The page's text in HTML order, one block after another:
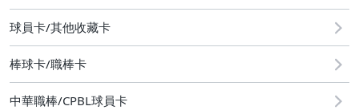
球員卡/其他收藏卡
棒球卡/職棒卡
中華職棒/CPBL球員卡